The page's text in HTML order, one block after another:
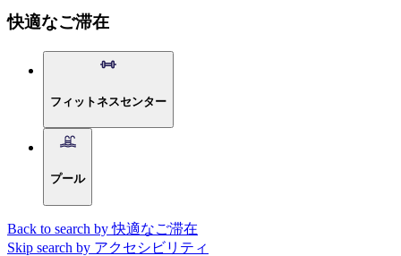
快適なご滞在
フィットネスセンター
プール
Back to search by 快適なご滞在
Skip search by アクセシビリティ